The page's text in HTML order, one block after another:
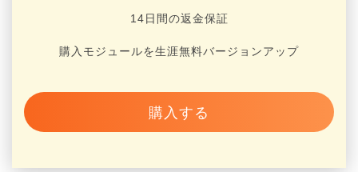
14日間の返金保証
購入モジュールを生涯無料バージョンアップ
購入する